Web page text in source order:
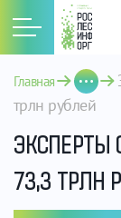
Главная
трлн рублей
ЭКСПЕРТЫ
73,3 ТРЛН